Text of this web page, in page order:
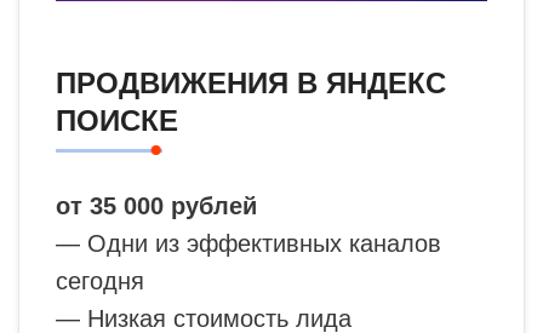
ПРОДВИЖЕНИЯ В ЯНДЕКС
ПОИСКЕ
от 35 000 рублей
— Одни из эффективных каналов
сегодня
— Низкая стоимость лида